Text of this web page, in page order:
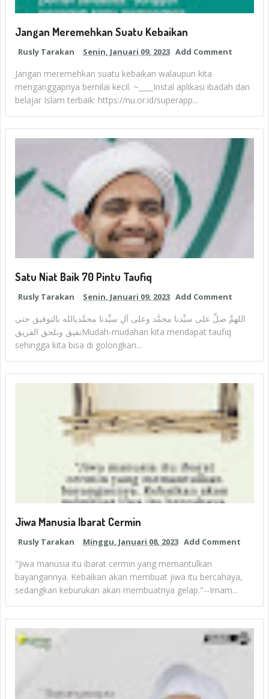
Jangan Meremehkan Suatu Kebaikan
Rusly Tarakan Senin, Januari 09, 2023 Add Comment
Jangan meremehkan suatu kebaikan walaupun kita
menganggapnya bernilai kecil. ~____Instal aplikasi ibadah dan
belajar Islam terbaik: https://nu.or.id/superapp...
Satu Niat Baik 70 Pintu Taufiq
Rusly Tarakan Senin, Januari 09, 2023 Add Comment
اللهمَّ صلِّ على سيِّدنا محمَّد وعلى آلِ سيِّدنا محمَّديالله بالتوفيق حتى
نفيق ونلحق الفريقMudah-mudahan kita mendapat taufiq
sehingga kita bisa di golongkan...
Jiwa Manusia Ibarat Cermin
Rusly Tarakan Minggu, Januari 08, 2023 Add Comment
"Jiwa manusia itu ibarat cermin yang memantulkan
bayangannya. Kebaikan akan membuat jiwa itu bercahaya,
sedangkan keburukan akan membuatnya gelap."--Imam...